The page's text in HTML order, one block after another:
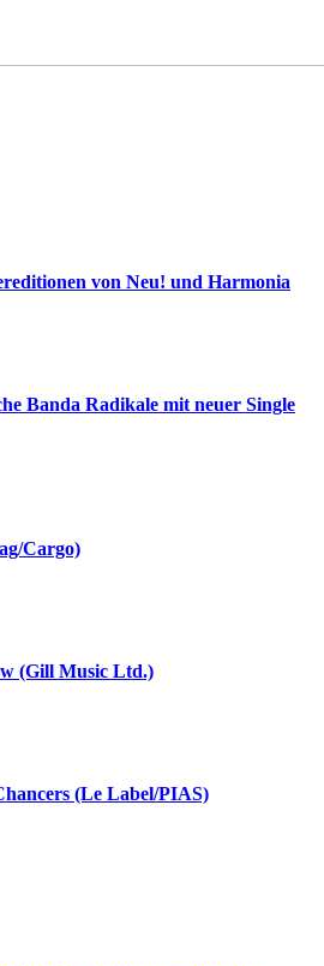
von Neu! und Harmonia
Banda Radikale mit neuer Single
Cargo)
(Gill Music Ltd.)
(Le Label/PIAS)